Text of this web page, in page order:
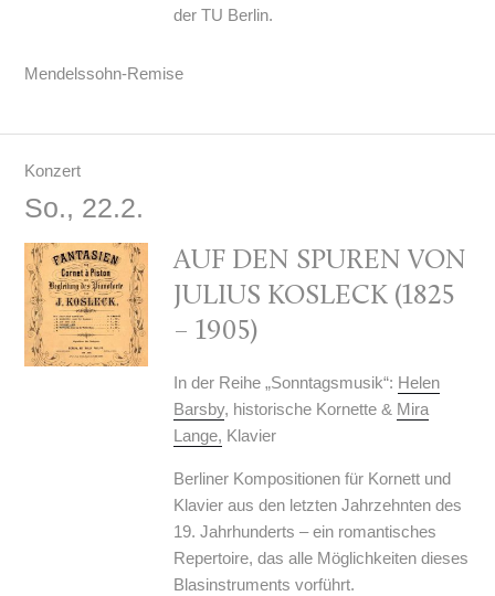
der TU Berlin.
Mendelssohn-Remise
Konzert
So., 22.2.
AUF DEN SPUREN VON
JULIUS KOSLECK (1825
– 1905)
In der Reihe „Sonntagsmusik“: Helen
Barsby, historische Kornette & Mira
Lange, Klavier
Berliner Kompositionen für Kornett und
Klavier aus den letzten Jahrzehnten des
19. Jahrhunderts – ein romantisches
Repertoire, das alle Möglichkeiten dieses
Blasinstruments vorführt.